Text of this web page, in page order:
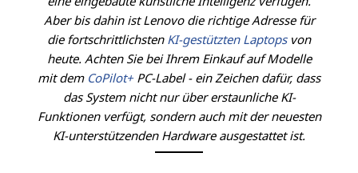
Aber bis dahin ist Lenovo die richtige Adresse für
die fortschrittlichsten KI-gestützten Laptops von
heute. Achten Sie bei Ihrem Einkauf auf Modelle
mit dem CoPilot+ PC-Label - ein Zeichen dafür, dass
das System nicht nur über erstaunliche KI-
Funktionen verfügt, sondern auch mit der neuesten
KI-unterstützenden Hardware ausgestattet ist.